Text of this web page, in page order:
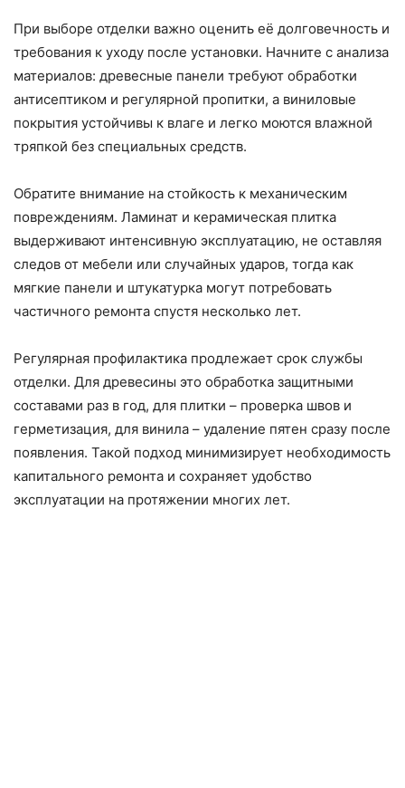
При выборе отделки важно оценить её долговечность и
требования к уходу после установки. Начните с анализа
материалов: древесные панели требуют обработки
антисептиком и регулярной пропитки, а виниловые
покрытия устойчивы к влаге и легко моются влажной
тряпкой без специальных средств.
Обратите внимание на стойкость к механическим
повреждениям. Ламинат и керамическая плитка
выдерживают интенсивную эксплуатацию, не оставляя
следов от мебели или случайных ударов, тогда как
мягкие панели и штукатурка могут потребовать
частичного ремонта спустя несколько лет.
Регулярная профилактика продлежает срок службы
отделки. Для древесины это обработка защитными
составами раз в год, для плитки – проверка швов и
герметизация, для винила – удаление пятен сразу после
появления. Такой подход минимизирует необходимость
капитального ремонта и сохраняет удобство
эксплуатации на протяжении многих лет.